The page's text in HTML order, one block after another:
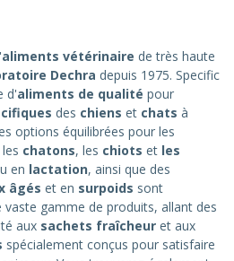
aliments vétérinaire de très haute
Dechra depuis 1975. Specific
d'aliments de qualité pour
des chiens et chats à
options équilibrées pour les
chatons, les chiots et les
en lactation, ainsi que des
âgés et en surpoids sont
vaste gamme de produits, allant des
aux sachets fraîcheur et aux
spécialement conçus pour satisfaire